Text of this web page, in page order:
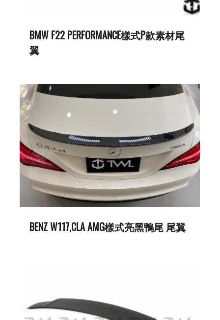
BMW F22 PERFORMANCE樣式P款素材尾
翼
BENZ W117,CLA AMG樣式亮黑鴨尾 尾翼